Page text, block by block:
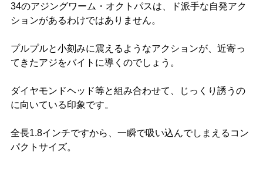
34のアジングワーム・オクトパスは、ド派手な自発アク
ションがあるわけではありません。
プルプルと小刻みに震えるようなアクションが、近寄っ
てきたアジをバイトに導くのでしょう。
ダイヤモンドヘッド等と組み合わせて、じっくり誘うの
に向いている印象です。
全長1.8インチですから、一瞬で吸い込んでしまえるコン
パクトサイズ。